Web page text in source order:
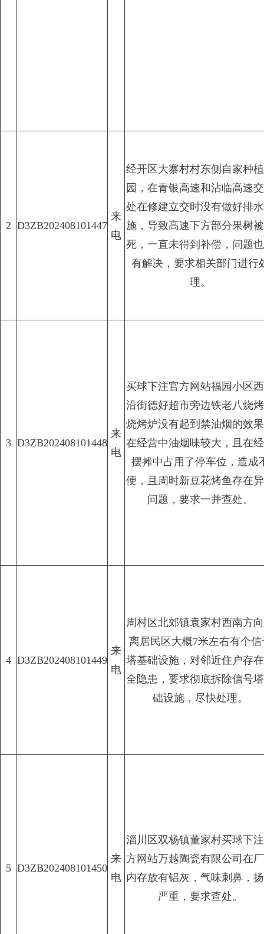
2 D3ZB202408101447
来
电
经开区大寨村村东侧自家种
园，在青银高速和沾临高速
处在修建立交时没有做好排
施，导致高速下方部分果树
死，一直未得到补偿，问题
有解决，要求相关部门进行
理。
3 D3ZB202408101448
来
电
买球下注官方网站福园小区
沿街德好超市旁边铁老八烧
烧烤炉没有起到禁油烟的效
在经营中油烟味较大，且在
摆摊中占用了停车位，造成
便，且周时新豆花烤鱼存在
问题，要求一并查处。
4 D3ZB202408101449
来
电
周村区北郊镇袁家村西南方
离居民区大概7米左右有个信
塔基础设施，对邻近住户存
全隐患，要求彻底拆除信号
础设施，尽快处理。
5 D3ZB202408101450
来
电
淄川区双杨镇董家村买球下
方网站万越陶瓷有限公司在
内存放有铝灰，气味刺鼻，
严重，要求查处。